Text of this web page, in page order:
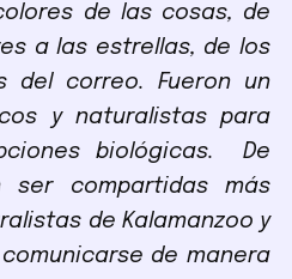
de las cosas, de
a las estrellas, de los
del correo. Fueron un
y naturalistas para
biológicas. De
ser compartidas más
de Kalamanzoo y
de manera